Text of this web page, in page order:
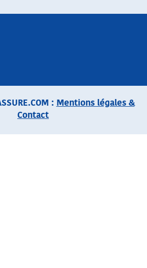
: Mentions légales &
Contact